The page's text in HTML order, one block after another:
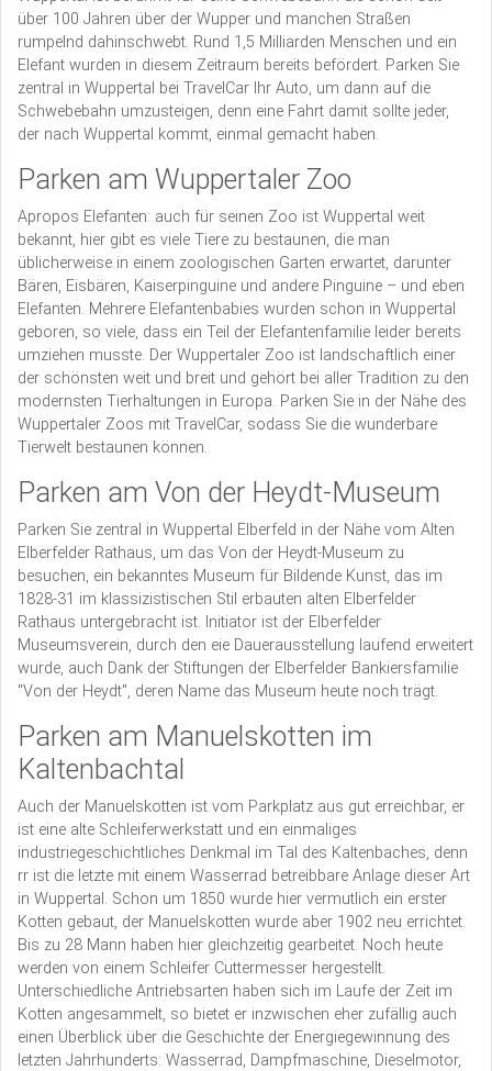
über 100 Jahren über der Wupper und manchen Straßen
rumpelnd dahinschwebt. Rund 1,5 Milliarden Menschen und ein
Elefant wurden in diesem Zeitraum bereits befördert. Parken Sie
zentral in Wuppertal bei TravelCar Ihr Auto, um dann auf die
Schwebebahn umzusteigen, denn eine Fahrt damit sollte jeder,
der nach Wuppertal kommt, einmal gemacht haben.
Parken am Wuppertaler Zoo
Apropos Elefanten: auch für seinen Zoo ist Wuppertal weit
bekannt, hier gibt es viele Tiere zu bestaunen, die man
üblicherweise in einem zoologischen Garten erwartet, darunter
Bären, Eisbären, Kaiserpinguine und andere Pinguine – und eben
Elefanten. Mehrere Elefantenbabies wurden schon in Wuppertal
geboren, so viele, dass ein Teil der Elefantenfamilie leider bereits
umziehen musste. Der Wuppertaler Zoo ist landschaftlich einer
der schönsten weit und breit und gehört bei aller Tradition zu den
modernsten Tierhaltungen in Europa. Parken Sie in der Nähe des
Wuppertaler Zoos mit TravelCar, sodass Sie die wunderbare
Tierwelt bestaunen können.
Parken am Von der Heydt-Museum
Parken Sie zentral in Wuppertal Elberfeld in der Nähe vom Alten
Elberfelder Rathaus, um das Von der Heydt-Museum zu
besuchen, ein bekanntes Museum für Bildende Kunst, das im
1828-31 im klassizistischen Stil erbauten alten Elberfelder
Rathaus untergebracht ist. Initiator ist der Elberfelder
Museumsverein, durch den eie Dauerausstellung laufend erweitert
wurde, auch Dank der Stiftungen der Elberfelder Bankiersfamilie
"Von der Heydt", deren Name das Museum heute noch trägt.
Parken am Manuelskotten im
Kaltenbachtal
Auch der Manuelskotten ist vom Parkplatz aus gut erreichbar, er
ist eine alte Schleiferwerkstatt und ein einmaliges
industriegeschichtliches Denkmal im Tal des Kaltenbaches, denn
rr ist die letzte mit einem Wasserrad betreibbare Anlage dieser Art
in Wuppertal. Schon um 1850 wurde hier vermutlich ein erster
Kotten gebaut, der Manuelskotten wurde aber 1902 neu errichtet.
Bis zu 28 Mann haben hier gleichzeitig gearbeitet. Noch heute
werden von einem Schleifer Cuttermesser hergestellt.
Unterschiedliche Antriebsarten haben sich im Laufe der Zeit im
Kotten angesammelt, so bietet er inzwischen eher zufällig auch
einen Überblick über die Geschichte der Energiegewinnung des
letzten Jahrhunderts: Wasserrad, Dampfmaschine, Dieselmotor,